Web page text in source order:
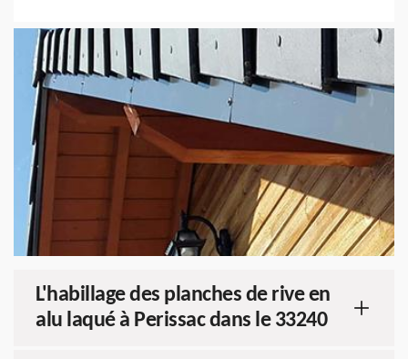
L'habillage des planches de rive en
alu laqué à Perissac dans le 33240